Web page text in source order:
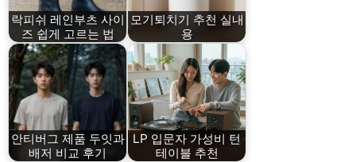
락피쉬 레인부츠 사이
즈 쉽게 고르는 법
모기퇴치기 추천 실내
용
안티버그 제품 두잇과
배저 비교 후기
LP 입문자 가성비 턴
테이블 추천